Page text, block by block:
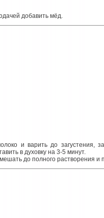
добавить мёд.
и варить до загустения,
в духовку на 3-5 минут.
до полного растворения и